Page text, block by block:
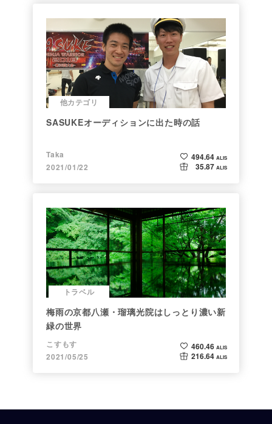
他カテゴリ
SASUKEオーディションに出た時の話
Taka
2021/01/22
494.64 ALIS
35.87 ALIS
トラベル
梅雨の京都八瀬・瑠璃光院はしっとり濃い新
緑の世界
こすもす
2021/05/25
460.46 ALIS
216.64 ALIS